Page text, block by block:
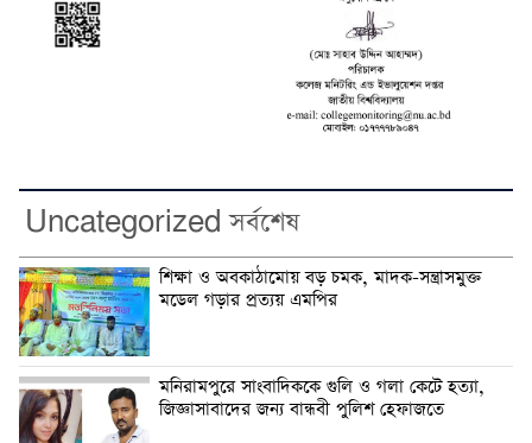
Uncategorized সর্বশেষ
শিক্ষা ও অবকাঠামোয় বড় চমক, মাদক-সন্ত্রাসমুক্ত
মডেল গড়ার প্রত্যয় এমপির
মনিরামপুরে সাংবাদিককে গুলি ও গলা কেটে হত্যা,
জিজ্ঞাসাবাদের জন্য বান্ধবী পুলিশ হেফাজতে